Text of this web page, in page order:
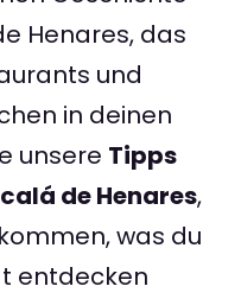
Henares, das
und
in deinen
unsere Tipps
de Henares,
was du
entdecken